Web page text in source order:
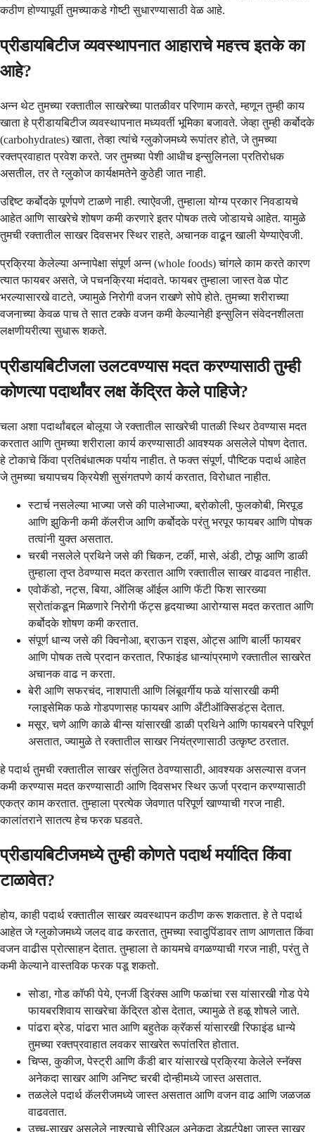
कठीण होण्यापूर्वी तुमच्याकडे गोष्टी सुधारण्यासाठी वेळ आहे.
प्रीडायबिटीज व्यवस्थापनात आहाराचे महत्त्व इतके का
आहे?
अन्न थेट तुमच्या रक्तातील साखरेच्या पातळीवर परिणाम करते, म्हणून तुम्ही काय
खाता हे प्रीडायबिटीज व्यवस्थापनात मध्यवर्ती भूमिका बजावते. जेव्हा तुम्ही कर्बोदके
(carbohydrates) खाता, तेव्हा त्यांचे ग्लुकोजमध्ये रूपांतर होते, जे तुमच्या
रक्तप्रवाहात प्रवेश करते. जर तुमच्या पेशी आधीच इन्सुलिनला प्रतिरोधक
असतील, तर ते ग्लुकोज कार्यक्षमतेने कुठेही जात नाही.
उद्दिष्ट कर्बोदके पूर्णपणे टाळणे नाही. त्याऐवजी, तुम्हाला योग्य प्रकार निवडायचे
आहेत आणि साखरेचे शोषण कमी करणारे इतर पोषक तत्वे जोडायचे आहेत. यामुळे
तुमची रक्तातील साखर दिवसभर स्थिर राहते, अचानक वाढून खाली येण्याऐवजी.
प्रक्रिया केलेल्या अन्नापेक्षा संपूर्ण अन्न (whole foods) चांगले काम करते कारण
त्यात फायबर असते, जे पचनक्रिया मंदावते. फायबर तुम्हाला जास्त वेळ पोट
भरल्यासारखे वाटते, ज्यामुळे निरोगी वजन राखणे सोपे होते. तुमच्या शरीराच्या
वजनाच्या केवळ पाच ते सात टक्के वजन कमी केल्यानेही इन्सुलिन संवेदनशीलता
लक्षणीयरीत्या सुधारू शकते.
प्रीडायबिटीजला उलटवण्यास मदत करण्यासाठी तुम्ही
कोणत्या पदार्थांवर लक्ष केंद्रित केले पाहिजे?
चला अशा पदार्थांबद्दल बोलूया जे रक्तातील साखरेची पातळी स्थिर ठेवण्यास मदत
करतात आणि तुमच्या शरीराला कार्य करण्यासाठी आवश्यक असलेले पोषण देतात.
हे टोकाचे किंवा प्रतिबंधात्मक पर्याय नाहीत. ते फक्त संपूर्ण, पौष्टिक पदार्थ आहेत
जे तुमच्या चयापचय क्रियेशी सुसंगतपणे कार्य करतात, विरोधात नाहीत.
स्टार्च नसलेल्या भाज्या जसे की पालेभाज्या, ब्रोकोली, फुलकोबी, मिरपूड
आणि झुकिनी कमी कॅलरीज आणि कर्बोदके परंतु भरपूर फायबर आणि पोषक
तत्वांनी युक्त असतात.
चरबी नसलेले प्रथिने जसे की चिकन, टर्की, मासे, अंडी, टोफू आणि डाळी
तुम्हाला तृप्त ठेवण्यास मदत करतात आणि रक्तातील साखर वाढवत नाहीत.
एवोकॅडो, नट्स, बिया, ऑलिव्ह ऑईल आणि फॅटी फिश सारख्या
स्रोतांकडून मिळणारे निरोगी फॅट्स हृदयाच्या आरोग्यास मदत करतात आणि
कर्बोदके शोषण कमी करतात.
संपूर्ण धान्य जसे की क्विनोआ, ब्राऊन राइस, ओट्स आणि बार्ली फायबर
आणि पोषक तत्वे प्रदान करतात, रिफाइंड धान्यांप्रमाणे रक्तातील साखरेत
अचानक वाढ न करता.
बेरी आणि सफरचंद, नाशपाती आणि लिंबूवर्गीय फळे यांसारखी कमी
ग्लाइसेमिक फळे गोडपणासह फायबर आणि अँटीऑक्सिडंट्स देतात.
मसूर, चणे आणि काळे बीन्स यांसारखी डाळी प्रथिने आणि फायबरने परिपूर्ण
असतात, ज्यामुळे ते रक्तातील साखर नियंत्रणासाठी उत्कृष्ट ठरतात.
हे पदार्थ तुमची रक्तातील साखर संतुलित ठेवण्यासाठी, आवश्यक असल्यास वजन
कमी करण्यास मदत करण्यासाठी आणि दिवसभर स्थिर ऊर्जा प्रदान करण्यासाठी
एकत्र काम करतात. तुम्हाला प्रत्येक जेवणात परिपूर्ण खाण्याची गरज नाही.
कालांतराने सातत्य हेच फरक घडवते.
प्रीडायबिटीजमध्ये तुम्ही कोणते पदार्थ मर्यादित किंवा
टाळावेत?
होय, काही पदार्थ रक्तातील साखर व्यवस्थापन कठीण करू शकतात. हे ते पदार्थ
आहेत जे ग्लुकोजमध्ये जलद वाढ करतात, तुमच्या स्वादुपिंडावर ताण आणतात किंवा
वजन वाढीस प्रोत्साहन देतात. तुम्हाला ते कायमचे वगळण्याची गरज नाही, परंतु ते
कमी केल्याने वास्तविक फरक पडू शकतो.
सोडा, गोड कॉफी पेये, एनर्जी ड्रिंक्स आणि फळांचा रस यांसारखी गोड पेये
फायबरशिवाय साखरेचा केंद्रित डोस देतात, ज्यामुळे ते हळू शोषले जाते.
पांढरा ब्रेड, पांढरा भात आणि बहुतेक क्रॅकर्स यांसारखी रिफाइंड धान्ये
तुमच्या रक्तप्रवाहात लवकर साखरेत रूपांतरित होतात.
चिप्स, कुकीज, पेस्ट्री आणि कँडी बार यांसारखे प्रक्रिया केलेले स्नॅक्स
अनेकदा साखर आणि अनिष्ट चरबी दोन्हीमध्ये जास्त असतात.
तळलेले पदार्थ कॅलरीजमध्ये जास्त असतात आणि वजन वाढ आणि जळजळ
वाढवतात.
उच्च-साखर असलेले नाश्त्याचे सीरिअल अनेकदा डेझर्टपेक्षा जास्त साखर